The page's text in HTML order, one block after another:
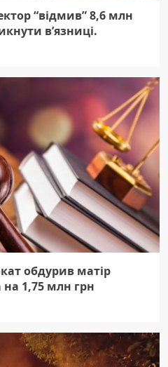
“відмив” 8,6 млн
в’язниці.
обдурив матір
1,75 млн грн